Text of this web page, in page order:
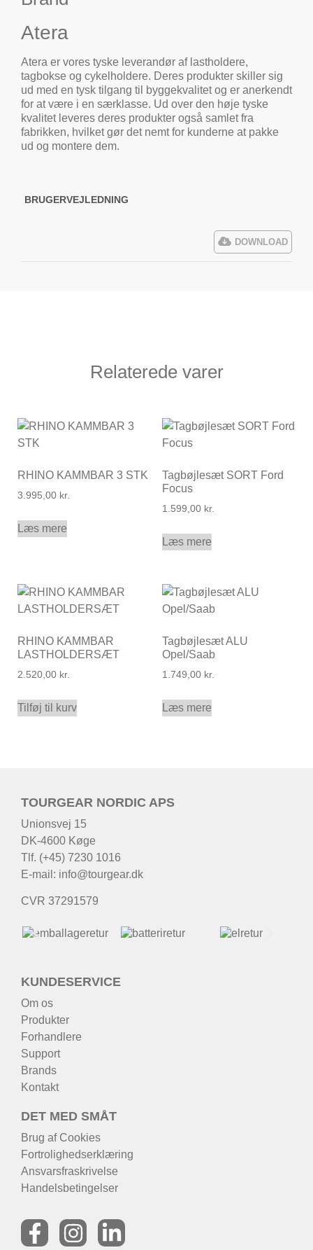
Atera
Atera er vores tyske leverandør af lastholdere,
tagbokse og cykelholdere. Deres produkter skiller sig
ud med en tysk tilgang til byggekvalitet og er anerkendt
for at være i en særklasse. Ud over den høje tyske
kvalitet leveres deres produkter også samlet fra
fabrikken, hvilket gør det nemt for kunderne at pakke
ud og montere dem.
BRUGERVEJLEDNING
DOWNLOAD
Relaterede varer
RHINO KAMMBAR 3 STK
3.995,00 kr.
Læs mere
Tagbøjlesæt SORT Ford
Focus
1.599,00 kr.
Læs mere
RHINO KAMMBAR
LASTHOLDERSÆT
2.520,00 kr.
Tilføj til kurv
Tagbøjlesæt ALU
Opel/Saab
1.749,00 kr.
Læs mere
TOURGEAR NORDIC APS
Unionsvej 15
DK-4600 Køge
Tlf. (+45) 7230 1016
E-mail: info@tourgear.dk
CVR 37291579
KUNDESERVICE
Om os
Produkter
Forhandlere
Support
Brands
Kontakt
DET MED SMÅT
Brug af Cookies
Fortrolighedserklæring
Ansvarsfraskrivelse
Handelsbetingelser